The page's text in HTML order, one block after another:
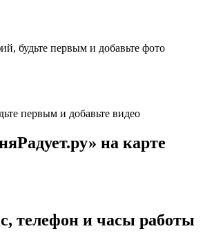
будьте первым и добавьте фото
первым и добавьте видео
на карте
телефон и часы работы